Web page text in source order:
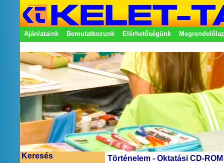
Ajánlataink Bemutatkozunk Elérhetőségünk
Keresés Történelem - Oktatási CD-ROM